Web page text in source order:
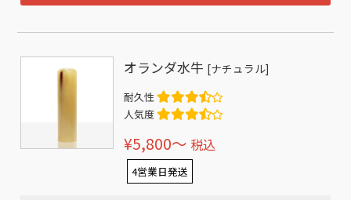
オランダ水牛 [ナチュラル]
耐久性
人気度
¥5,800〜 税込
4営業日発送